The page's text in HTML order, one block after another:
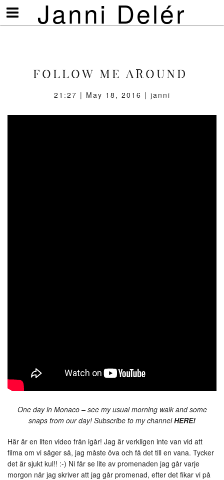
Janni Delér
Visa/göm
meny
FOLLOW ME AROUND
21:27 | May 18, 2016 | janni
One day in Monaco – see my usual morning walk and some
snaps from our day! Subscribe to my channelHERE!
Här är en liten video från igår! Jag är verkligen inte van vid att
filma om vi säger så, jag måste öva och få det till en vana. Tycker
det är sjukt kul!! :-) Ni får se lite av promenaden jag går varje
morgon när jag skriver att jag går promenad, efter det fikar vi på